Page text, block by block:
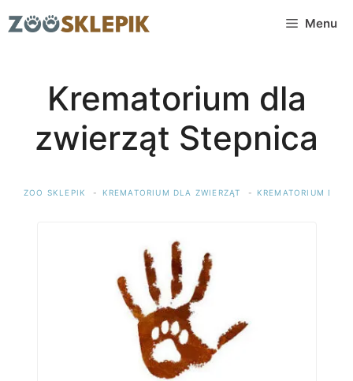
do
Menu
Krematorium dla
zwierząt Stepnica
ZOO SKLEPIK KREMATORIUM DLA ZWIERZĄT KREMATORIUM DLA